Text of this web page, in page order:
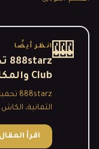
🎰انظر أيضًا
Club والمكافآت الحصرية
الثمانية،
اقرأ المقال